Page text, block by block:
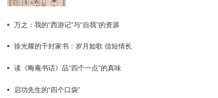
万之：我的“西游记”与“自我”的资源
徐光耀的千封家书：岁月如歌 信短情长
读《晦庵书话》品“四个一点”的真味
启功先生的“四个口袋”